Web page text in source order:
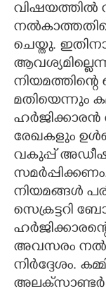
വിഷയത്തിൽ
ചെയ്തു.
മതിയെന്നും
ഹർജിക്കാരൻ
രേഖകളും
വകുപ്പ്
നിയമങ്ങൾ
സെക്രട്ടറി
അവസരം
നിർദ്ദേശം.
അലക്‌സാണ്ടർ